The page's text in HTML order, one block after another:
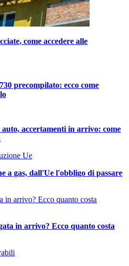
come accedere alle
precompilato: ecco come
auto, accertamenti in arrivo: come
a gas, dall'Ue l'obbligo di passare
in arrivo? Ecco quanto costa